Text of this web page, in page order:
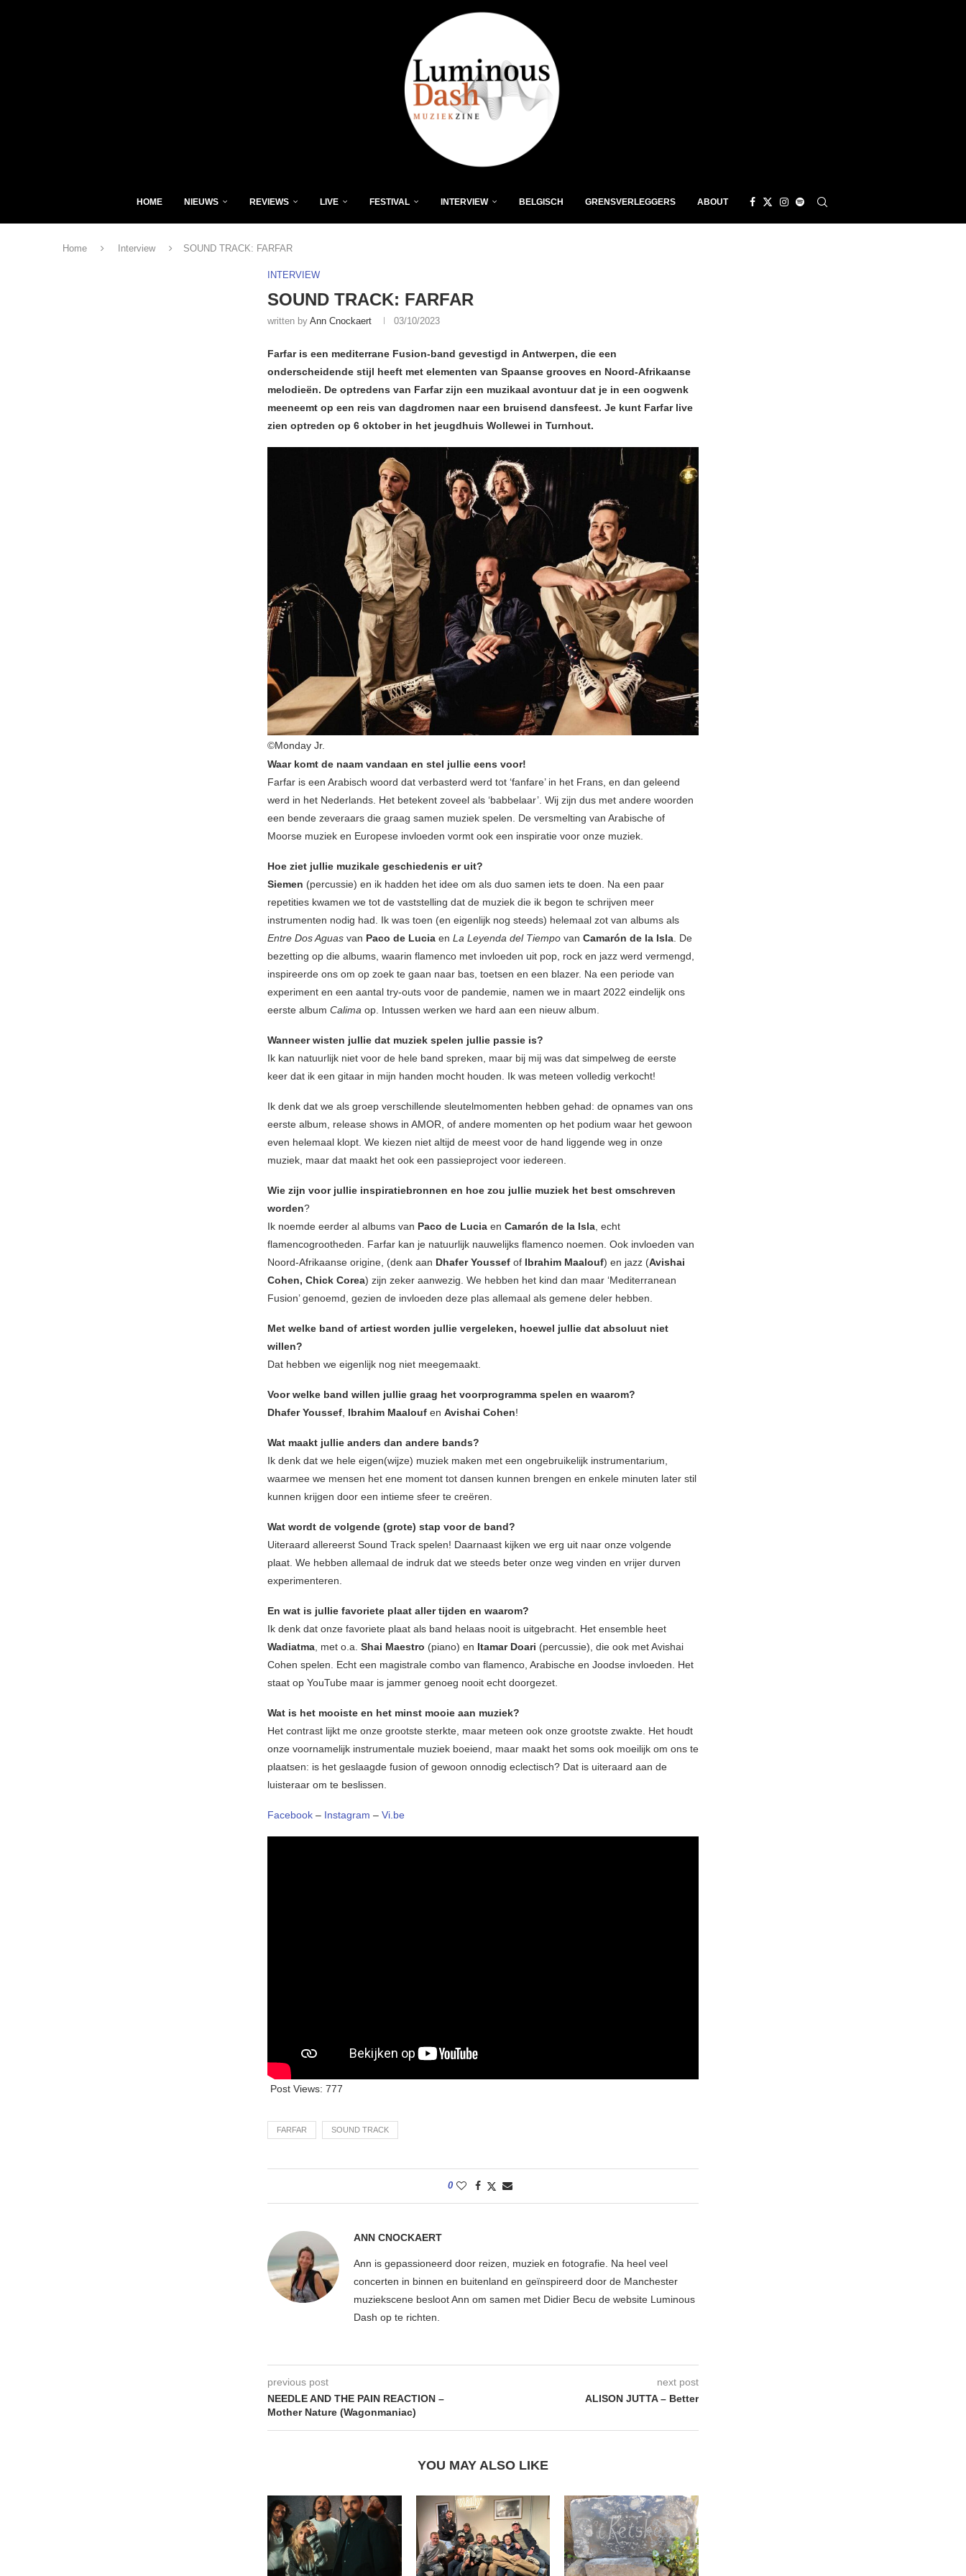
HOME NIEUWS REVIEWS LIVE FESTIVAL INTERVIEW BELGISCH GRENSVERLEGGERS ABOUT
Home Interview SOUND TRACK: FARFAR
INTERVIEW
SOUND TRACK: FARFAR
written by Ann Cnockaert 03/10/2023
Farfar is een mediterrane Fusion-band gevestigd in Antwerpen, die een
onderscheidende stijl heeft met elementen van Spaanse grooves en Noord-Afrikaanse
melodieën. De optredens van Farfar zijn een muzikaal avontuur dat je in een oogwenk
meeneemt op een reis van dagdromen naar een bruisend dansfeest. Je kunt Farfar live
zien optreden op 6 oktober in het jeugdhuis Wollewei in Turnhout.
©Monday Jr.
Waar komt de naam vandaan en stel jullie eens voor!
Farfar is een Arabisch woord dat verbasterd werd tot ‘fanfare’ in het Frans, en dan geleend
werd in het Nederlands. Het betekent zoveel als ‘babbelaar’. Wij zijn dus met andere woorden
een bende zeveraars die graag samen muziek spelen. De versmelting van Arabische of
Moorse muziek en Europese invloeden vormt ook een inspiratie voor onze muziek.
Hoe ziet jullie muzikale geschiedenis er uit?
Siemen (percussie) en ik hadden het idee om als duo samen iets te doen. Na een paar
repetities kwamen we tot de vaststelling dat de muziek die ik begon te schrijven meer
instrumenten nodig had. Ik was toen (en eigenlijk nog steeds) helemaal zot van albums als
Entre Dos Aguas van Paco de Lucia en La Leyenda del Tiempo van Camarón de la Isla . De
bezetting op die albums, waarin flamenco met invloeden uit pop, rock en jazz werd vermengd,
inspireerde ons om op zoek te gaan naar bas, toetsen en een blazer. Na een periode van
experiment en een aantal try-outs voor de pandemie, namen we in maart 2022 eindelijk ons
eerste album Calima op. Intussen werken we hard aan een nieuw album.
Wanneer wisten jullie dat muziek spelen jullie passie is?
Ik kan natuurlijk niet voor de hele band spreken, maar bij mij was dat simpelweg de eerste
keer dat ik een gitaar in mijn handen mocht houden. Ik was meteen volledig verkocht!
Ik denk dat we als groep verschillende sleutelmomenten hebben gehad: de opnames van ons
eerste album, release shows in AMOR, of andere momenten op het podium waar het gewoon
even helemaal klopt. We kiezen niet altijd de meest voor de hand liggende weg in onze
muziek, maar dat maakt het ook een passieproject voor iedereen.
Wie zijn voor jullie inspiratiebronnen en hoe zou jullie muziek het best omschreven
worden?
Ik noemde eerder al albums van Paco de Lucia en Camarón de la Isla , echt
flamencogrootheden. Farfar kan je natuurlijk nauwelijks flamenco noemen. Ook invloeden van
Noord-Afrikaanse origine, (denk aan Dhafer Youssef of Ibrahim Maalouf) en jazz (Avishai
Cohen, Chick Corea) zijn zeker aanwezig. We hebben het kind dan maar ‘Mediterranean
Fusion’ genoemd, gezien de invloeden deze plas allemaal als gemene deler hebben.
Met welke band of artiest worden jullie vergeleken, hoewel jullie dat absoluut niet
willen?
Dat hebben we eigenlijk nog niet meegemaakt.
Voor welke band willen jullie graag het voorprogramma spelen en waarom?
Dhafer Youssef Ibrahim Maalouf en Avishai Cohen!
Wat maakt jullie anders dan andere bands?
Ik denk dat we hele eigen(wijze) muziek maken met een ongebruikelijk instrumentarium,
waarmee we mensen het ene moment tot dansen kunnen brengen en enkele minuten later stil
kunnen krijgen door een intieme sfeer te creëren.
Wat wordt de volgende (grote) stap voor de band?
Uiteraard allereerst Sound Track spelen! Daarnaast kijken we erg uit naar onze volgende
plaat. We hebben allemaal de indruk dat we steeds beter onze weg vinden en vrijer durven
experimenteren.
En wat is jullie favoriete plaat aller tijden en waarom?
Ik denk dat onze favoriete plaat als band helaas nooit is uitgebracht. Het ensemble heet
Wadiatma , met o.a. Shai Maestro (piano) en Itamar Doari (percussie), die ook met Avishai
Cohen spelen. Echt een magistrale combo van flamenco, Arabische en Joodse invloeden. Het
staat op YouTube maar is jammer genoeg nooit echt doorgezet.
Wat is het mooiste en het minst mooie aan muziek?
Het contrast lijkt me onze grootste sterkte, maar meteen ook onze grootste zwakte. Het houdt
onze voornamelijk instrumentale muziek boeiend, maar maakt het soms ook moeilijk om ons te
plaatsen: is het geslaagde fusion of gewoon onnodig eclectisch? Dat is uiteraard aan de
luisteraar om te beslissen.
Facebook – Instagram – Vi.be
Post Views: 777
FARFAR SOUND TRACK
0
ANN CNOCKAERT
Ann is gepassioneerd door reizen, muziek en fotografie. Na heel veel
concerten in binnen en buitenland en geïnspireerd door de Manchester
muziekscene besloot Ann om samen met Didier Becu de website Luminous
Dash op te richten.
previous post
NEEDLE AND THE PAIN REACTION –
Mother Nature (Wagonmaniac)
next post
ALISON JUTTA – Better
YOU MAY ALSO LIKE